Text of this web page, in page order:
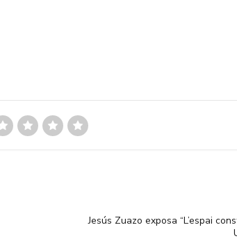
Jesús Zuazo exposa “L’espai